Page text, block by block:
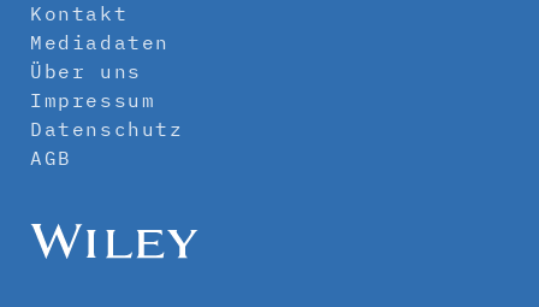
Kontakt
Mediadaten
Über uns
Impressum
Datenschutz
AGB